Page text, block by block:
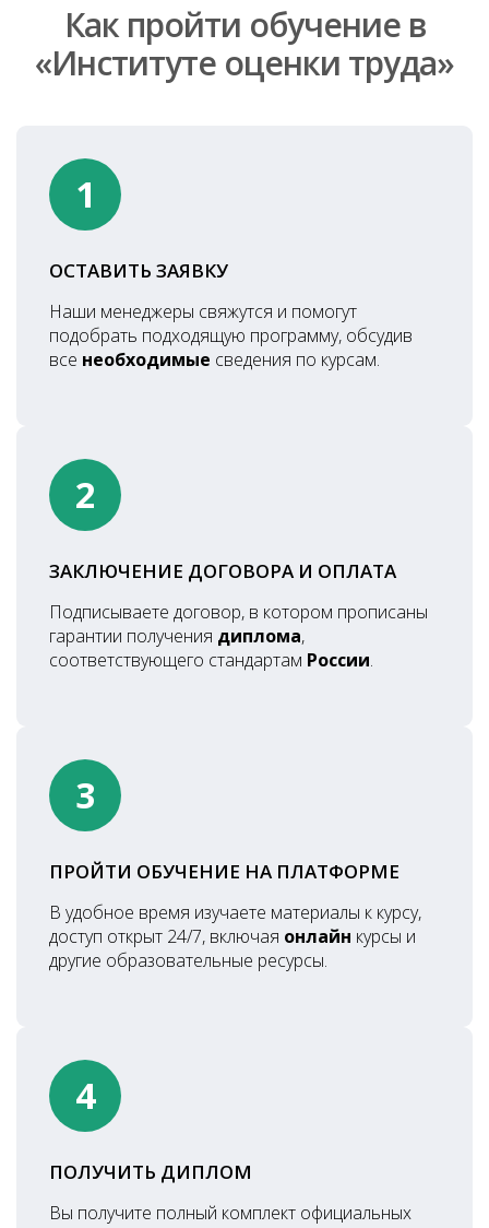
Как пройти обучение в
«Институте оценки труда»
1
ОСТАВИТЬ ЗАЯВКУ
Наши менеджеры свяжутся и помогут
подобрать подходящую программу, обсудив
все необходимые сведения по курсам.
2
ЗАКЛЮЧЕНИЕ ДОГОВОРА И ОПЛАТА
Подписываете договор, в котором прописаны
гарантии получения диплома,
соответствующего стандартам России.
3
ПРОЙТИ ОБУЧЕНИЕ НА ПЛАТФОРМЕ
В удобное время изучаете материалы к курсу,
доступ открыт 24/7, включая онлайн курсы и
другие образовательные ресурсы.
4
ПОЛУЧИТЬ ДИПЛОМ
Вы получите полный комплект официальных